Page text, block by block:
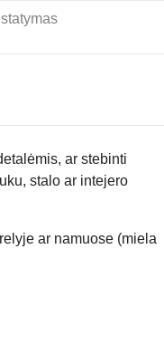
ar stebinti
stalo ar intejero
ar namuose (miela